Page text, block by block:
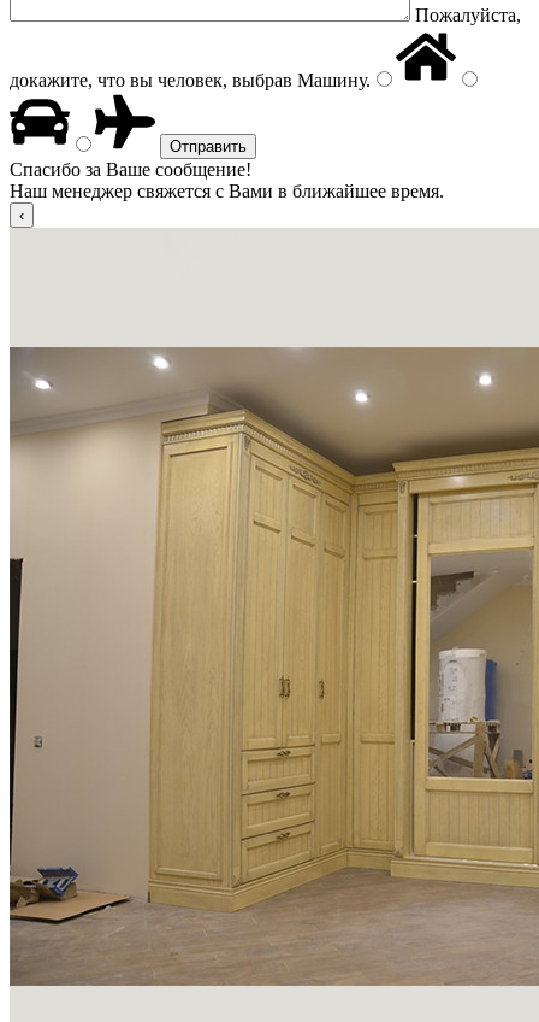
Пожалуйста,
докажите, что вы человек, выбрав Машину.
Спасибо за Ваше сообщение!
Наш менеджер свяжется с Вами в ближайшее время.